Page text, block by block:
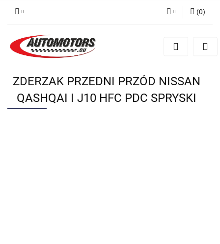
Zarejestruj się
(0)
ZDERZAK PRZEDNI PRZÓD NISSAN
QASHQAI I J10 HFC PDC SPRYSKI